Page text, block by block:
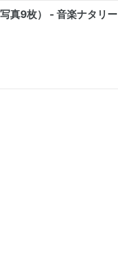
真9枚） - 音楽ナタリー